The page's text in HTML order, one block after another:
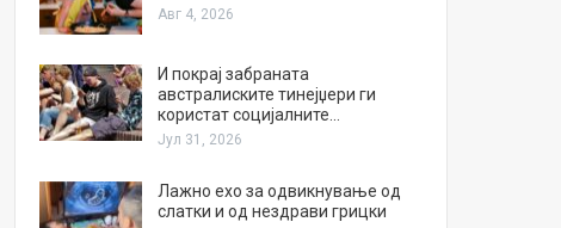
Авг 4, 2026
И покрај забраната
австралиските тинејџери ги
користат социјалните…
Јул 31, 2026
Лажно ехо за одвикнување од
слатки и од нездрави грицки